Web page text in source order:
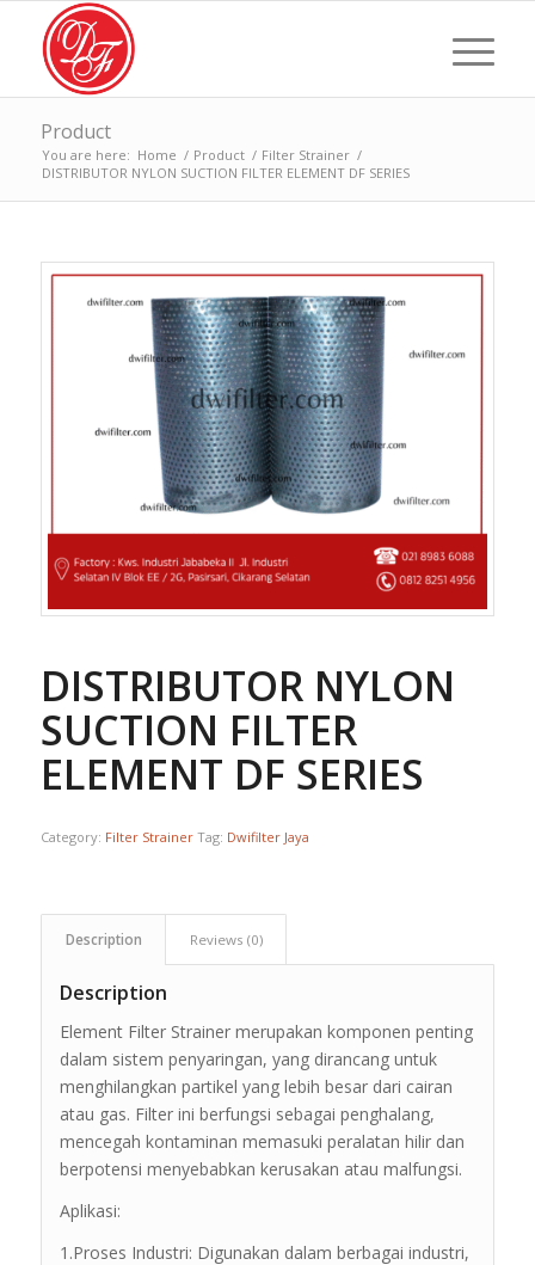
Product
You are here: Home / Product / Filter Strainer /
DISTRIBUTOR NYLON SUCTION FILTER ELEMENT DF SERIES
DISTRIBUTOR NYLON
SUCTION FILTER
ELEMENT DF SERIES
Category: Filter Strainer Tag: Dwifilter Jaya
Description Reviews (0)
Description
Element Filter Strainer merupakan komponen penting
dalam sistem penyaringan, yang dirancang untuk
menghilangkan partikel yang lebih besar dari cairan
atau gas. Filter ini berfungsi sebagai penghalang,
mencegah kontaminan memasuki peralatan hilir dan
berpotensi menyebabkan kerusakan atau malfungsi.
Aplikasi:
1.Proses Industri: Digunakan dalam berbagai industri,